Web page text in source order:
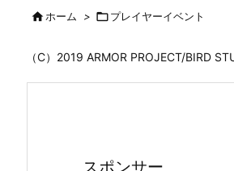
ホーム > プレイヤーイベント
（C）2019 ARMOR PROJECT/BIRD
スポンサー